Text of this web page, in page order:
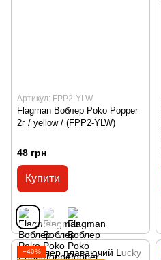
Артикул: FPP2-YLW
Flagman Воблер Poko Popper
2г / yellow / (FPP2-YLW)
48 грн
Купити
−40%